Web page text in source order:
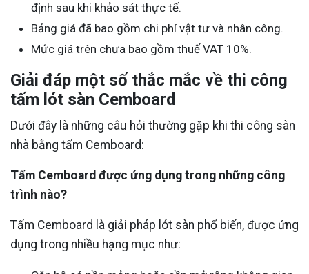
định sau khi khảo sát thực tế.
Bảng giá đã bao gồm chi phí vật tư và nhân công.
Mức giá trên chưa bao gồm thuế VAT 10%.
Giải đáp một số thắc mắc về thi công
tấm lót sàn Cemboard
Dưới đây là những câu hỏi thường gặp khi thi công sàn
nhà bằng tấm Cemboard:
Tấm Cemboard được ứng dụng trong những công
trình nào?
Tấm Cemboard là giải pháp lót sàn phổ biến, được ứng
dụng trong nhiều hạng mục như: